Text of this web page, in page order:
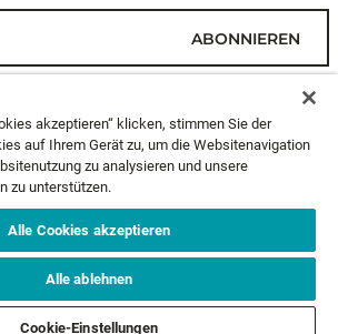
ABONNIEREN
akzeptieren“ klicken, stimmen Sie der
auf Ihrem Gerät zu, um die Websitenavigation
zu analysieren und unsere
zu unterstützen.
Alle Cookies akzeptieren
Alle ablehnen
Cookie-Einstellungen